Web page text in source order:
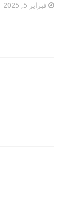
فبراير 5, 2025